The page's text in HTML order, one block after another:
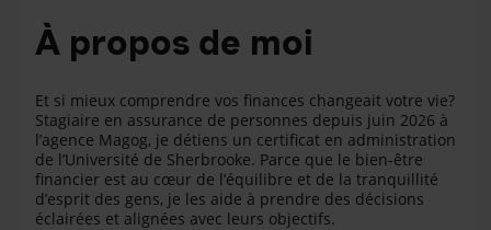
À propos de moi
Et si mieux comprendre vos finances changeait votre vie?
Stagiaire en assurance de personnes depuis juin 2026 à
l’agence Magog, je détiens un certificat en administration
de l’Université de Sherbrooke. Parce que le bien-être
financier est au cœur de l’équilibre et de la tranquillité
d’esprit des gens, je les aide à prendre des décisions
éclairées et alignées avec leurs objectifs.